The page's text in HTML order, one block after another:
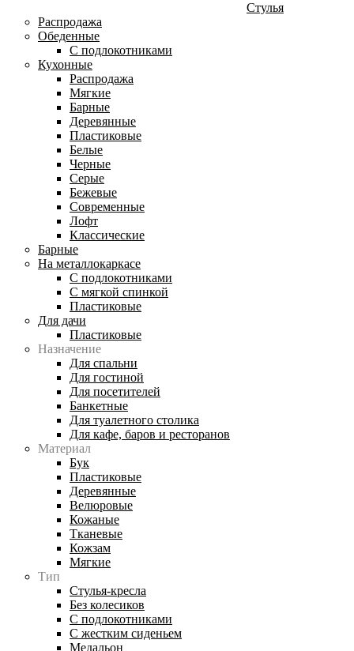
Стулья
Распродажа
Обеденные
С подлокотниками
Кухонные
Распродажа
Мягкие
Барные
Деревянные
Пластиковые
Белые
Черные
Серые
Бежевые
Современные
Лофт
Классические
Барные
На металлокаркасе
С подлокотниками
С мягкой спинкой
Пластиковые
Для дачи
Пластиковые
Назначение
Для спальни
Для гостиной
Для посетителей
Банкетные
Для туалетного столика
Для кафе, баров и ресторанов
Материал
Бук
Пластиковые
Деревянные
Велюровые
Кожаные
Тканевые
Кожзам
Мягкие
Тип
Стулья-кресла
Без колесиков
С подлокотниками
С жестким сиденьем
Медальон